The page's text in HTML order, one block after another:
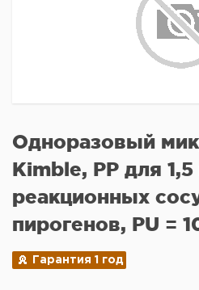
Одноразовый
Kimble, PP для
реакционных
пирогенов, PU =
Гарантия 1 год